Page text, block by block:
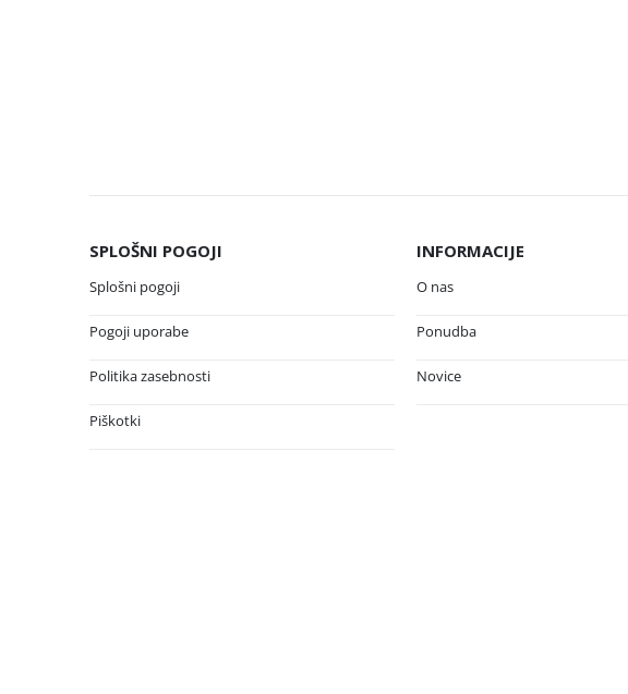
SPLOŠNI POGOJI
Splošni pogoji
Pogoji uporabe
Politika zasebnosti
Piškotki
INFORMACIJE
O nas
Ponudba
Novice